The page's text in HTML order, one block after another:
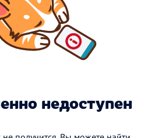
недоступен